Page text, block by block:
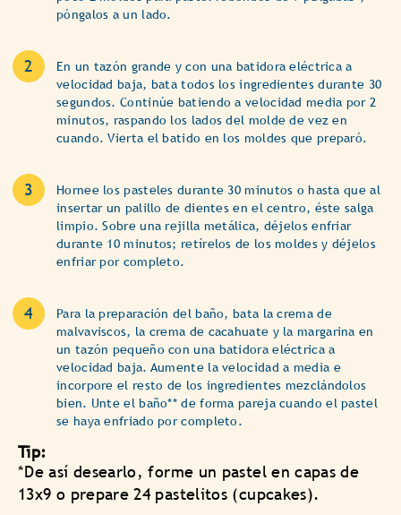
póngalos a un lado.
En un tazón grande y con una batidora eléctrica a
velocidad baja, bata todos los ingredientes durante 30
segundos. Continúe batiendo a velocidad media por 2
minutos, raspando los lados del molde de vez en
cuando. Vierta el batido en los moldes que preparó.
Hornee los pasteles durante 30 minutos o hasta que al
insertar un palillo de dientes en el centro, éste salga
limpio. Sobre una rejilla metálica, déjelos enfriar
durante 10 minutos; retírelos de los moldes y déjelos
enfriar por completo.
Para la preparación del baño, bata la crema de
malvaviscos, la crema de cacahuate y la margarina en
un tazón pequeño con una batidora eléctrica a
velocidad baja. Aumente la velocidad a media e
incorpore el resto de los ingredientes mezclándolos
bien. Unte el baño** de forma pareja cuando el pastel
se haya enfriado por completo.
Tip:
*De así desearlo, forme un pastel en capas de
13x9 o prepare 24 pastelitos (cupcakes).